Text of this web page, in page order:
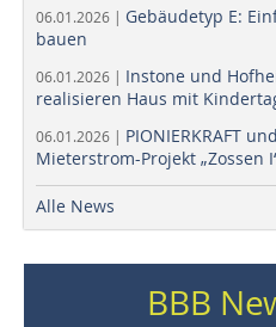
06.01.2026 | Gebäudetyp E:
bauen
06.01.2026 | Instone und
realisieren Haus mit
06.01.2026 | PIONIERKRAFT
Mieterstrom-Projekt „Zossen
Alle News
BBB